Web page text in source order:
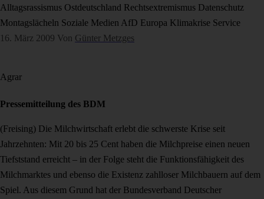
Alltagsrassismus Ostdeutschland Rechtsextremismus Datenschutz
Montagslächeln Soziale Medien AfD Europa Klimakrise Service
16. März 2009 Von Günter Metzges
Agrar
Pressemitteilung des BDM
(Freising) Die Milchwirtschaft erlebt die schwerste Krise seit
Jahrzehnten: Mit 20 bis 25 Cent haben die Milchpreise einen neuen
Tiefststand erreicht – in der Folge steht die Funktionsfähigkeit des
Milchmarktes und ebenso die Existenz zahlloser Milchbauern auf dem
Spiel. Aus diesem Grund hat der Bundesverband Deutscher